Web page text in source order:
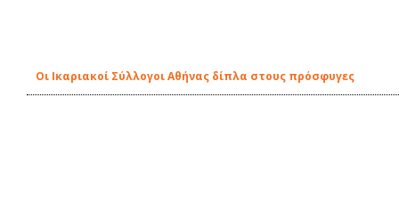
Οι Ικαριακοί Σύλλογοι Αθήνας δίπλα στους πρόσφυγες